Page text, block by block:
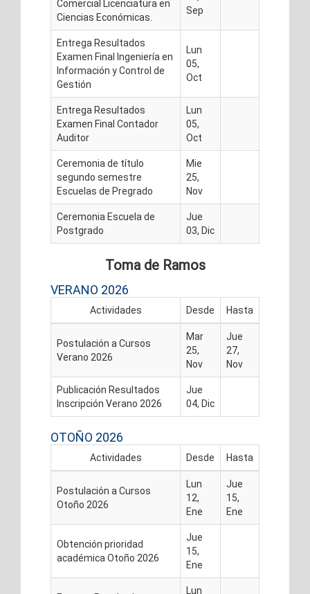
Comercial Licenciatura en
Ciencias Económicas.
Sep
Entrega Resultados
Examen Final Ingeniería en
Información y Control de
Gestión
Lun
05,
Oct
Entrega Resultados
Examen Final Contador
Auditor
Lun
05,
Oct
Ceremonia de título
segundo semestre
Escuelas de Pregrado
Mie
25,
Nov
Ceremonia Escuela de
Postgrado
Jue
03, Dic
Toma de Ramos
VERANO 2026
Actividades Desde Hasta
Postulación a Cursos
Verano 2026
Mar
25,
Nov
Jue
27,
Nov
Publicación Resultados
Inscripción Verano 2026
Jue
04, Dic
OTOÑO 2026
Actividades Desde Hasta
Postulación a Cursos
Otoño 2026
Lun
12,
Ene
Jue
15,
Ene
Obtención prioridad
académica Otoño 2026
Jue
15,
Ene
Lun